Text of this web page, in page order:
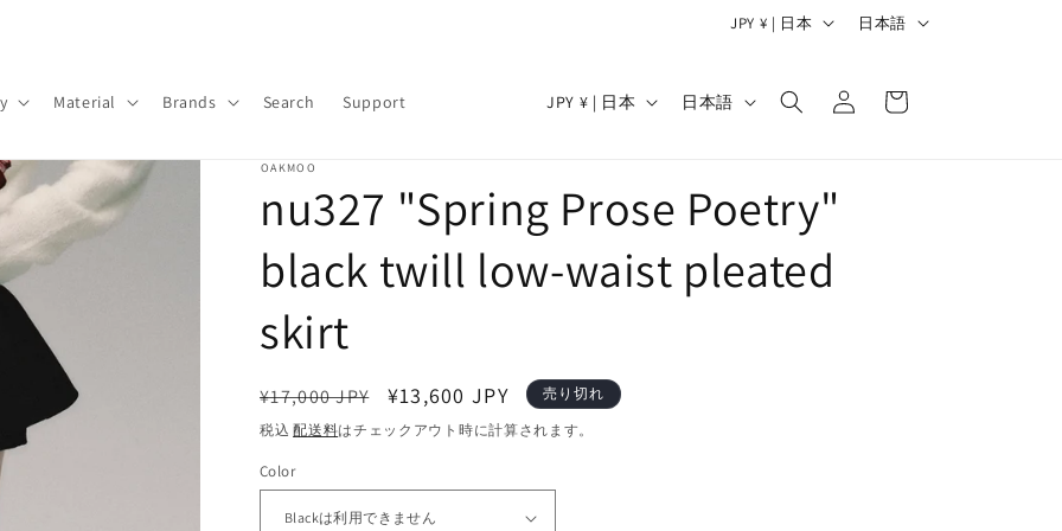
国
地
JPY ¥ | 日本
言
日本語
Material Brands Search Support
国
域
JPY ¥ | 日本
言
日本語
グ
イ
ー
OAKMOO
nu327 "Spring Prose Poetry"
black twill low-waist pleated
skirt
通
常
価
格
¥17,000 JPY
セ
ー
価
格
¥13,600 JPY 売り切れ
税込配送料はチェックアウト時に計算されます。
Color